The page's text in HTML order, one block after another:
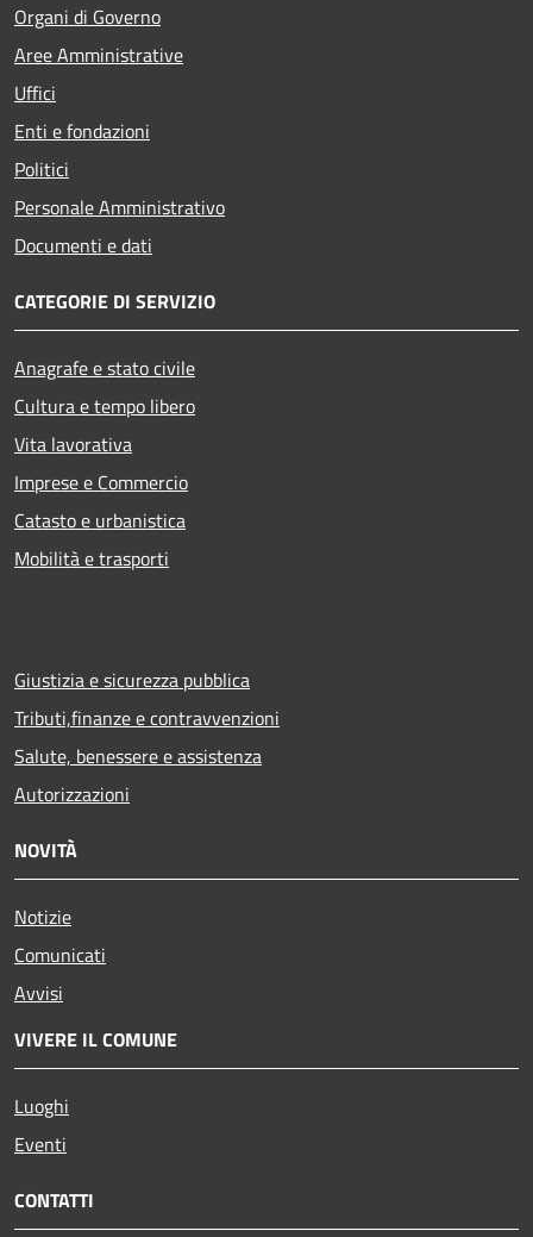
Organi di Governo
Aree Amministrative
Uffici
Enti e fondazioni
Politici
Personale Amministrativo
Documenti e dati
CATEGORIE DI SERVIZIO
Anagrafe e stato civile
Cultura e tempo libero
Vita lavorativa
Imprese e Commercio
Catasto e urbanistica
Mobilità e trasporti
Giustizia e sicurezza pubblica
Tributi,finanze e contravvenzioni
Salute, benessere e assistenza
Autorizzazioni
NOVITÀ
Notizie
Comunicati
Avvisi
VIVERE IL COMUNE
Luoghi
Eventi
CONTATTI